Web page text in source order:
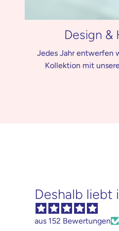
Design &
Jedes Jahr entwerfen
Kollektion mit
Deshalb liebt
aus 152 Bewertungen